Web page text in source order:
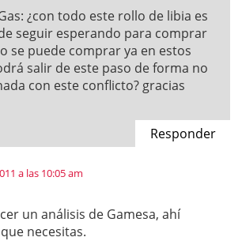
¿con todo este rollo de libia es
seguir esperando para comprar
se puede comprar ya en estos
salir de este paso de forma no
con este conflicto? gracias
Responder
a las 10:05 am
un análisis de Gamesa, ahí
necesitas.